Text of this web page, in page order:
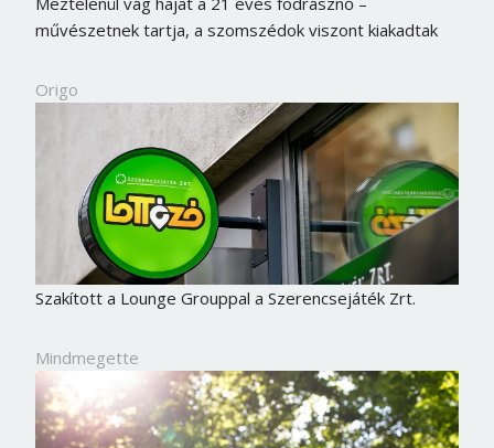
művészetnek tartja, a szomszédok viszont kiakadtak
Origo
Szakított a Lounge Grouppal a Szerencsejáték Zrt.
Mindmegette